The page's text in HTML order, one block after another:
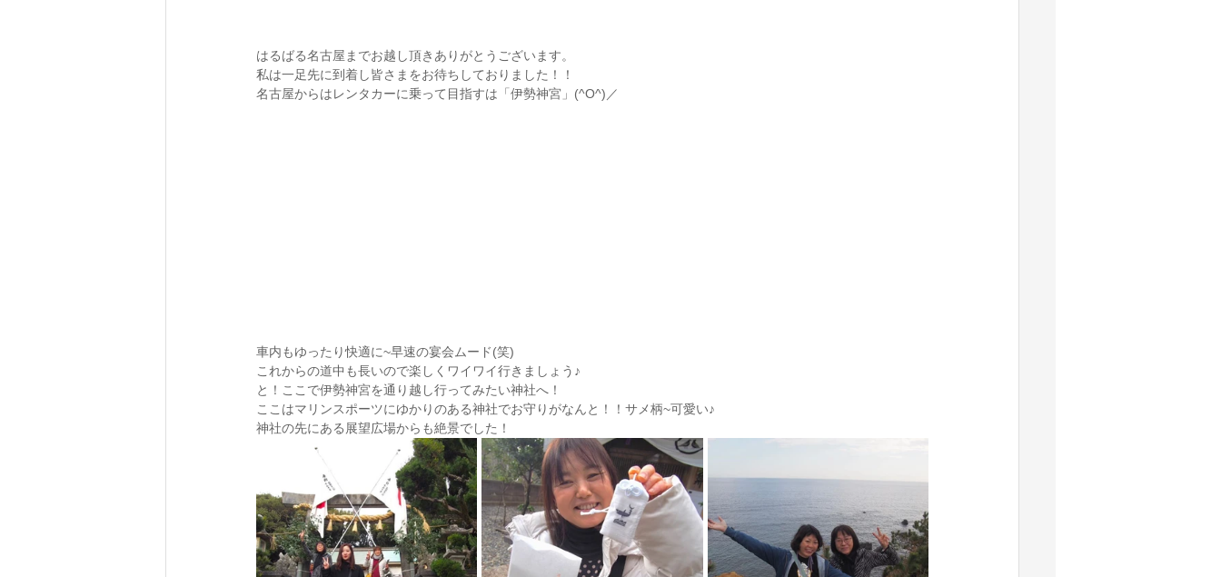
はるばる名古屋までお越し頂きありがとうございます。
私は一足先に到着し皆さまをお待ちしておりました！！
名古屋からはレンタカーに乗って目指すは「伊勢神宮」(^O^)／
車内もゆったり快適に~早速の宴会ムード(笑)
これからの道中も長いので楽しくワイワイ行きましょう♪
と！ここで伊勢神宮を通り越し行ってみたい神社へ！
ここはマリンスポーツにゆかりのある神社でお守りがなんと！！サメ柄~可愛い♪
神社の先にある展望広場からも絶景でした！